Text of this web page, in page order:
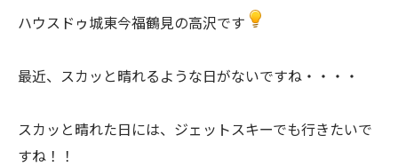
ハウスドゥ城東今福鶴見の高沢です
最近、スカッと晴れるような日がないですね・・・・
スカッと晴れた日には、ジェットスキーでも行きたいで
すね！！